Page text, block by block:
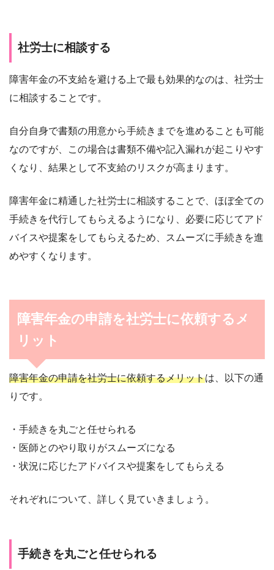
社労士に相談する
障害年金の不支給を避ける上で最も効果的なのは、社労士
に相談することです。
自分自身で書類の用意から手続きまでを進めることも可能
なのですが、この場合は書類不備や記入漏れが起こりやす
くなり、結果として不支給のリスクが高まります。
障害年金に精通した社労士に相談することで、ほぼ全ての
手続きを代行してもらえるようになり、必要に応じてアド
バイスや提案をしてもらえるため、スムーズに手続きを進
めやすくなります。
障害年金の申請を社労士に依頼するメ
リット
障害年金の申請を社労士に依頼するメリットは、以下の通
りです。
・手続きを丸ごと任せられる
・医師とのやり取りがスムーズになる
・状況に応じたアドバイスや提案をしてもらえる
それぞれについて、詳しく見ていきましょう。
手続きを丸ごと任せられる